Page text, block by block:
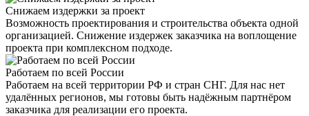
Снижаем издержки за проект
Возможность проектирования и строительства объекта одной
организацией. Снижение издержек заказчика на воплощение
проекта при комплексном подходе.
Работаем по всей России
Работаем на всей территории РФ и стран СНГ. Для нас нет
удалённых регионов, мы готовы быть надёжным партнёром
заказчика для реализации его проекта.